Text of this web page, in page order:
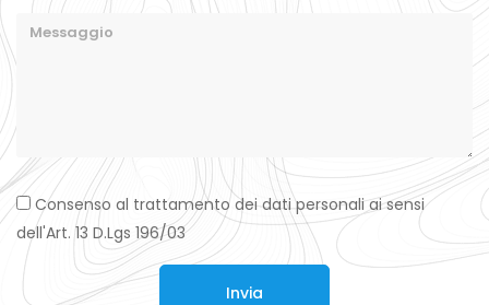
Consenso al trattamento dei dati personali ai sensi
dell'Art. 13 D.Lgs 196/03
Invia